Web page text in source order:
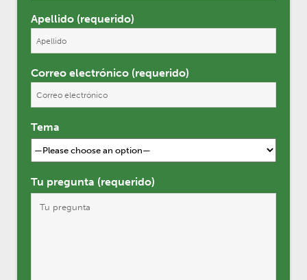
Apellido (requerido)
Correo electrónico (requerido)
Tema
Tu pregunta (requerido)